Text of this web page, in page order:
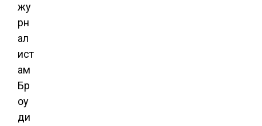
жу
рн
ал
ист
ам
Бр
оу
ди